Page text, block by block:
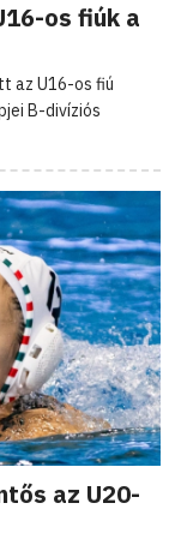
os fiúk a
az U16-os fiú
B-divíziós
az U20-